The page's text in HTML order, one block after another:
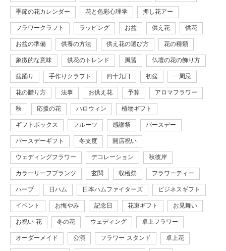
季節の花カレンダー 花と色彩心理学 押し花アー
フラワークラフト ラッピング お盆 供え花 供花
お盆の準備 供養の方法 供え花の選び方 花の種類
象徴的な意味 供花のトレンド 風習 仏壇の花の飾り方
盆踊り 手作りクラフト 四十九日 初盆 一周忌
花の贈り方 法事 お供え花 予算 アロマフラワー
秋 応援の花 ハロウィン 植物ギフト
ギフトボックス フルーツ 感謝祭 バースデー
バースデーギフト 冬支度 開店祝い
ウェディングフラワー デコレーション 秋彼岸
カラーリーフプランツ 玄関 収穫祭 フラワーティー
ハーブ 日ハム 日本ハムファイターズ ビジネスギフト
イベント お悔やみ 記念日 花束ギフト お見舞い
お祝い 花 冬の花 ウェディング 卓上フラワー
オーダーメイド 公演 フラワー スタンド 卓上花